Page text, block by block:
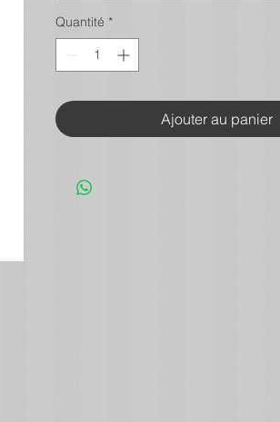
Quantité *
Ajouter au panier